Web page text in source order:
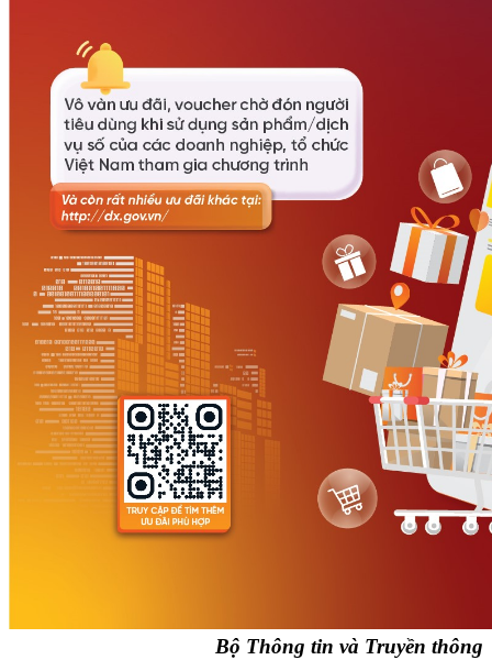
Bộ Thông tin và Truyền thông